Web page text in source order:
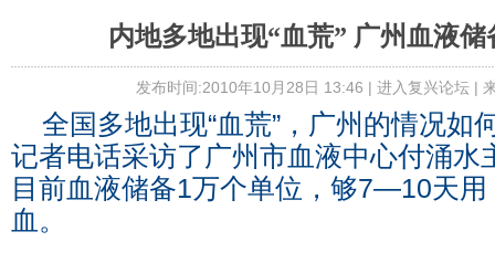
内地多地出现“血荒” 广州血液储
发布时间:2010年10月28日 13:46 | 进入复兴论坛|
全国多地出现“血荒”，广州的情况如
记者电话采访了广州市血液中心付涌水
目前血液储备1万个单位，够7—10天
血。